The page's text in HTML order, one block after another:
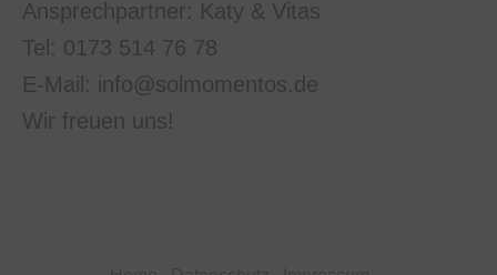
Ansprechpartner: Katy & Vitas
Tel: 0173 514 76 78
E-Mail: info@solmomentos.de
Wir freuen uns!